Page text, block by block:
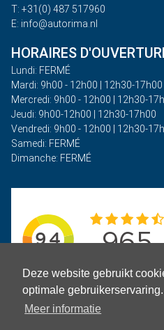
Deze website gebruikt
optimale gebruikerservaring.
Meer informatie
T: +31(0) 487 517960
E: info@autorima.nl
HORAIRES
Lundi: FERMÉ
Mardi: 9h00 - 12h00 | 12h30-17h00
Mercredi: 9h00 - 12h00 | 12h30-
Jeudi: 9h00-12h00 | 12h30-17h00
Vendredi: 9h00 - 12h00 | 12h30-
Samedi: FERMÉ
Dimanche: FERMÉ